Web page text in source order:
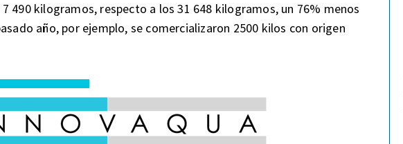
490 kilogramos, respecto a los 31 648 kilogramos, un 76% menos
año, por ejemplo, se comercializaron 2500 kilos con origen